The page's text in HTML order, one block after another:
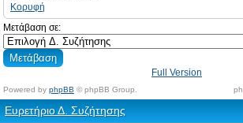
Κορυφή
Μετάβαση σε:
Full Version
Powered by phpBB © phpBB Group.
Ευρετήριο Δ. Συζήτησης